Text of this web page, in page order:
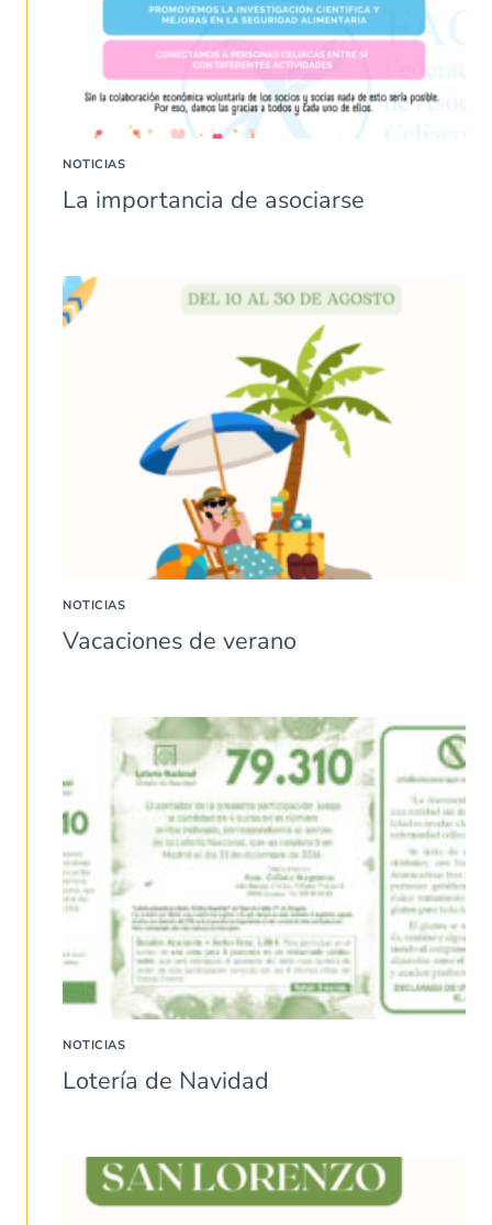
NOTICIAS
La importancia de asociarse
NOTICIAS
Vacaciones de verano
NOTICIAS
Lotería de Navidad